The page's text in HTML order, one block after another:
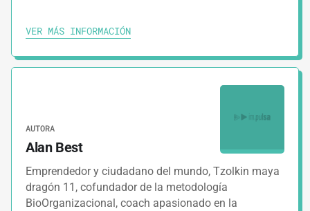
VER MÁS INFORMACIÓN
AUTORA
Alan Best
Emprendedor y ciudadano del mundo, Tzolkin maya
dragón 11, cofundador de la metodología
BioOrganizacional, coach apasionado en la